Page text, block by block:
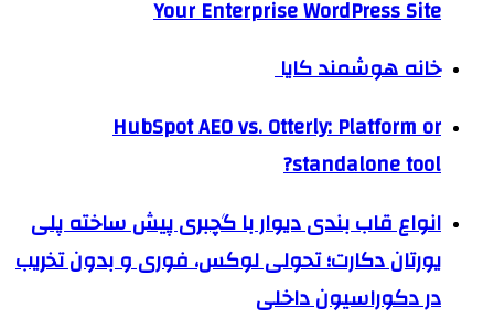
Your Enterprise WordPress Site
خانه هوشمند کایا
HubSpot AEO vs. Otterly: Platform or
standalone tool?
انواع قاب بندی دیوار با گچبری پیش ساخته پلی
یورتان دکارت؛ تحولی لوکس، فوری و بدون تخریب
در دکوراسیون داخلی